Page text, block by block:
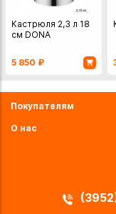
Кастрюля 2,3 л 18
см DONA
5 850 ₽
Покупателям
О нас